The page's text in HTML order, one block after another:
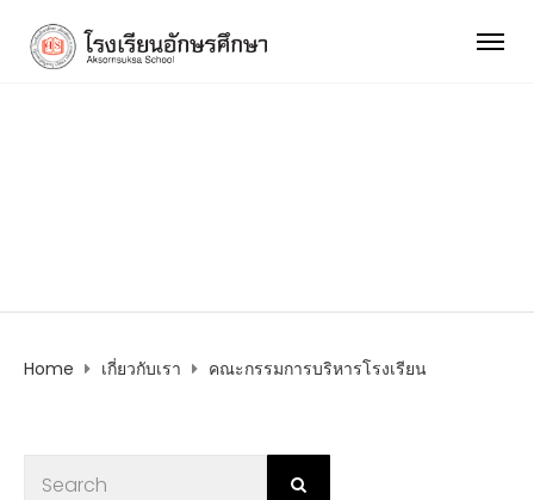
Home เกี่ยวกับเรา คณะกรรมการบริหารโรงเรียน